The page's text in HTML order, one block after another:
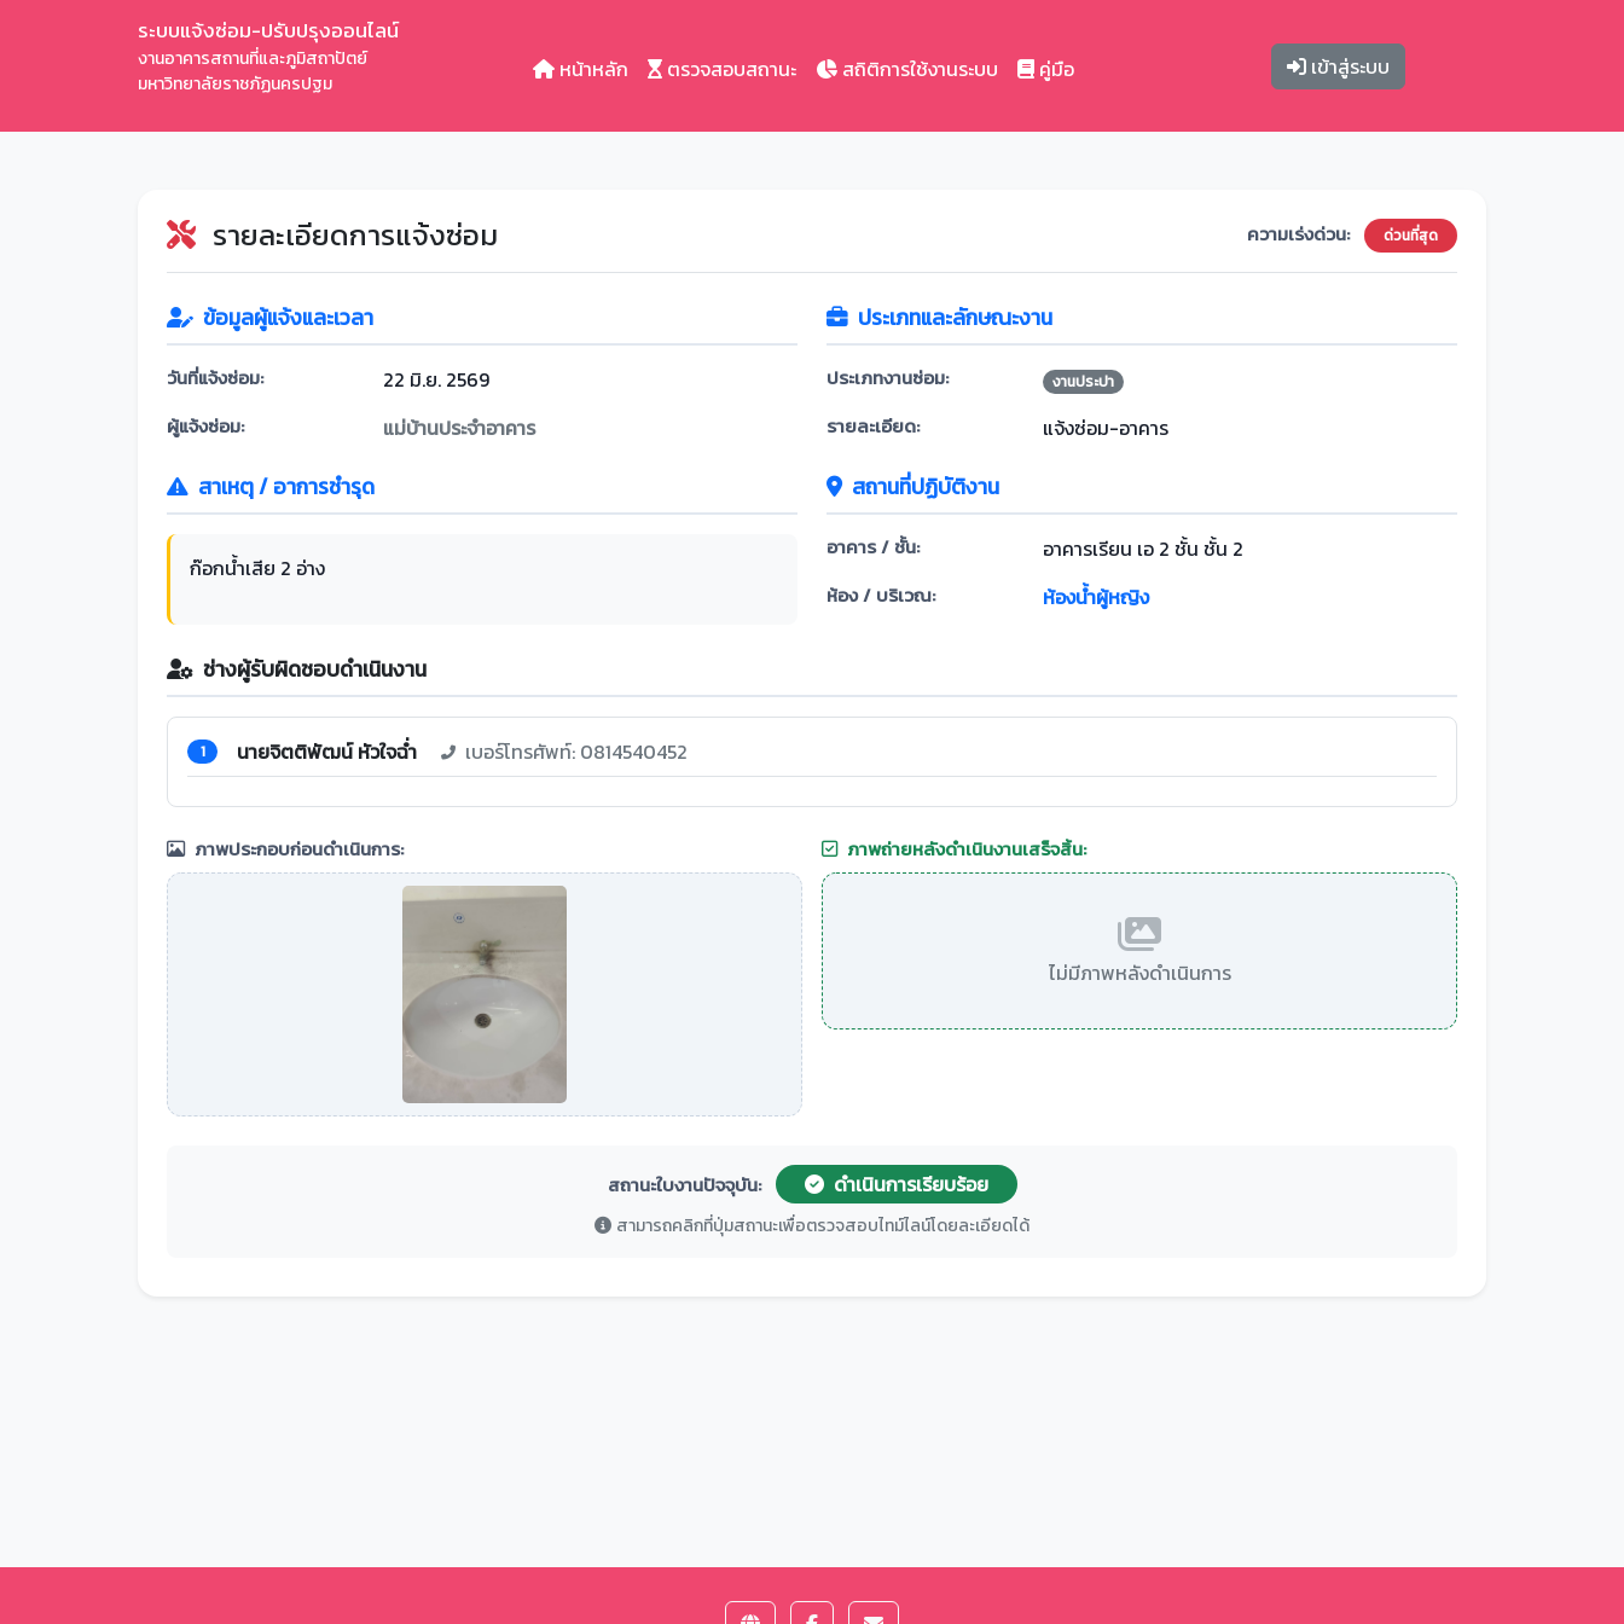
ระบบแจ้งซ่อม-ปรับปรุงออนไลน์
งานอาคารสถานที่และภูมิสถาปัตย์
มหาวิทยาลัยราชภัฏนครปฐม
หน้าหลัก ตรวจสอบสถานะ สถิติการใช้งานระบบ คู่มือ เข้าสู่ระบบ
รายละเอียดการแจ้งซ่อม ความเร่งด่วน: ด่วนที่สุด
ข้อมูลผู้แจ้งและเวลา
วันที่แจ้งซ่อม: 22 มิ.ย. 2569
ผู้แจ้งซ่อม: แม่บ้านประจำอาคาร
ประเภทและลักษณะงาน
ประเภทงานซ่อม: งานประปา
รายละเอียด: แจ้งซ่อม-อาคาร
สาเหตุ / อาการชำรุด
ก๊อกน้ำเสีย 2 อ่าง
สถานที่ปฏิบัติงาน
อาคาร / ชั้น: อาคารเรียน เอ 2 ชั้น ชั้น 2
ห้อง / บริเวณ: ห้องน้ำผู้หญิง
ช่างผู้รับผิดชอบดำเนินงาน
1 นายจิตติพัฒน์ หัวใจฉ่ำ เบอร์โทรศัพท์: 0814540452
ภาพประกอบก่อนดำเนินการ: ภาพถ่ายหลังดำเนินงานเสร็จสิ้น:
ไม่มีภาพหลังดำเนินการ
สถานะใบงานปัจจุบัน: ดำเนินการเรียบร้อย
สามารถคลิกที่ปุ่มสถานะเพื่อตรวจสอบไทม์ไลน์โดยละเอียดได้